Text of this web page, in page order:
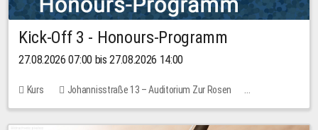
Kick-Off 3 - Honours-Programm
27.08.2026 07:00 bis 27.08.2026 14:00
Kurs
Johannisstraße 13 – Auditorium Zur Rosen
11 Plätze